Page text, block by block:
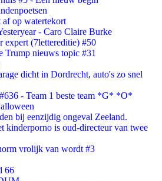
af op watertekort
- Caro Claire Burke
expert (7lettereditie) #50
Trump nieuws topic #31
dicht in Dordrecht, auto's zo snel
- Team 1 beste team *G* *O*
bij eenzijdig ongeval Zeeland.
kinderporno is oud-directeur van twee
vrolijk van wordt #3
66